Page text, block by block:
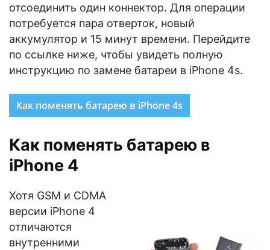
отсоединить один коннектор. Для операции
потребуется пара отверток, новый
аккумулятор и 15 минут времени. Перейдите
по ссылке ниже, чтобы увидеть полную
инструкцию по замене батареи в iPhone 4s.
Как поменять батарею в iPhone 4s
Как поменять батарею в
iPhone 4
Хотя GSM и CDMA
версии iPhone 4
отличаются
внутренними